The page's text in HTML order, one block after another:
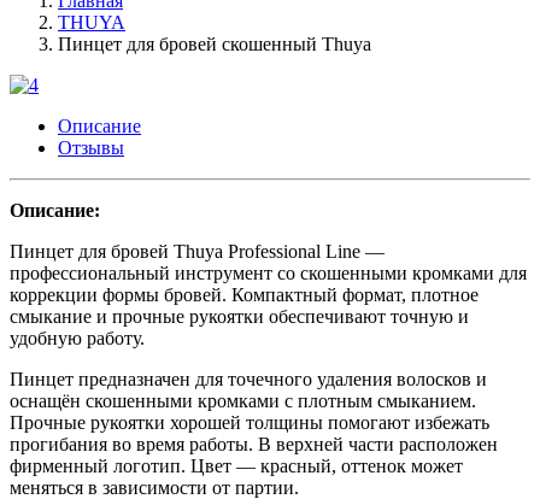
THUYA
Пинцет для бровей скошенный Thuya
Описание
Отзывы
Описание:
Пинцет для бровей Thuya Professional Line —
профессиональный инструмент со скошенными кромками для
коррекции формы бровей. Компактный формат, плотное
смыкание и прочные рукоятки обеспечивают точную и
удобную работу.
Пинцет предназначен для точечного удаления волосков и
оснащён скошенными кромками с плотным смыканием.
Прочные рукоятки хорошей толщины помогают избежать
прогибания во время работы. В верхней части расположен
фирменный логотип. Цвет — красный, оттенок может
меняться в зависимости от партии.